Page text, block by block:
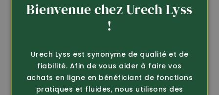
Workwear
98.-
Workwear
98.-
GERMAN
Bienvenue chez Urech Lyss
!
Urech Lyss est synonyme de qualité et de
fiabilité. Afin de vous aider à faire vos
achats en ligne en bénéficiant de fonctions
pratiques et fluides, nous utilisons des